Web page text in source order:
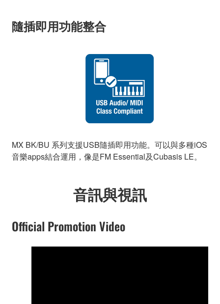
隨插即用功能整合
MX BK/BU 系列支援USB隨插即用功能。可以與多種iOS
音樂apps結合運用，像是FM Essential及Cubasis LE。
音訊與視訊
Official Promotion Video